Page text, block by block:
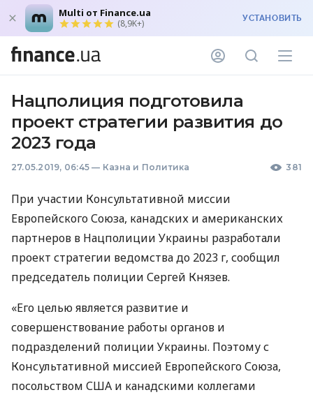
Multi от Finance.ua
(8,9K+) УСТАНОВИТЬ
Нацполиция подготовила
проект стратегии развития до
2023 года
27.05.2019, 06:45 — Казна и Политика 381
При участии Консультативной миссии
Европейского Союза, канадских и американских
партнеров в Нацполиции Украины разработали
проект стратегии ведомства до 2023 г, сообщил
председатель полиции Сергей Князев.
«Его целью является развитие и
совершенствование работы органов и
подразделений полиции Украины. Поэтому с
Консультативной миссией Европейского Союза,
посольством США и канадскими коллегами